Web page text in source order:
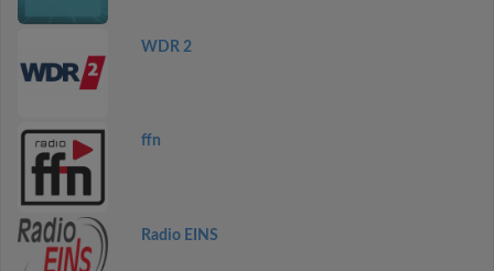
WDR 2
ffn
Radio EINS